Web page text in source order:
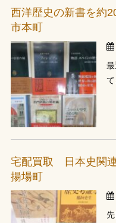
メ
西洋歴史の新書を
市本町
り
宅配買取 日本史関
揚場町